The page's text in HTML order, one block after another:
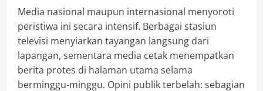
Media nasional maupun internasional menyoroti
peristiwa ini secara intensif. Berbagai stasiun
televisi menyiarkan tayangan langsung dari
lapangan, sementara media cetak menempatkan
berita protes di halaman utama selama
berminggu-minggu. Opini publik terbelah: sebagian